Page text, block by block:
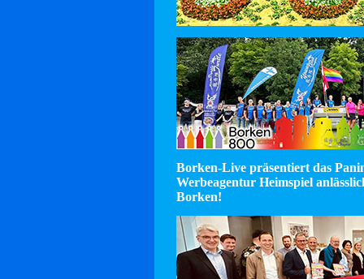
Borken-Live präsentiert das
Werbeagentur Heimspiel
Borken!